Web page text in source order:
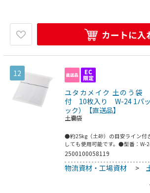
カートに入
12
ユタカメイク 土のう
付 10枚入り W-24 1パ
ック）【直送品】
土嚢袋
●約25kg（土砂）の目安ライン付
しても使用可能です。●型番：W-
480×620●入数：1袋（10枚入）●
2500100058119
物流資材・工場資材 >